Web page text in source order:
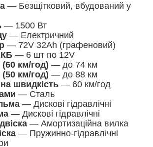
— Безщітковий, вбудований у
— 1500 Вт
— Електричний
— 72V 32Ah (графеновий)
— 6 шт по 12V
км/год) — до 74 км
км/год) — до 88 км
швидкість — 60 км/год
— Сталь
— Дискові гідравлічні
— Дискові гідравлічні
— Амортизаційна вилка
— Пружинно-гідравлічні